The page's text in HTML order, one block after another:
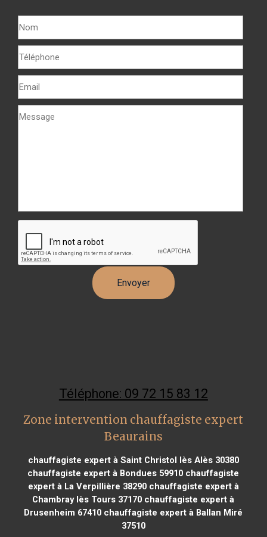
Téléphone: 09 72 15 83 12
Zone intervention chauffagiste expert
Beaurains
chauffagiste expert à Saint Christol lès Alès 30380
chauffagiste expert à Bondues 59910 chauffagiste
expert à La Verpillière 38290chauffagiste expert à
Chambray lès Tours 37170 chauffagiste expert à
Drusenheim 67410 chauffagiste expert à Ballan Miré
37510